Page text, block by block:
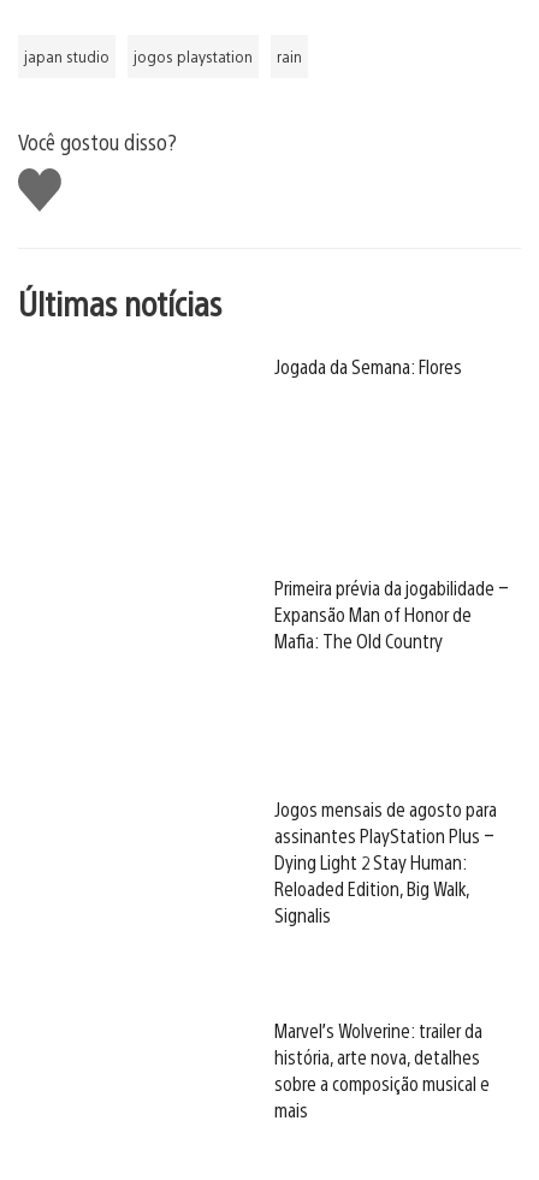
japan studio jogos playstation rain
Você gostou disso?
Curtir
Últimas notícias
Jogada da Semana: Flores
Primeira prévia da jogabilidade –
Expansão Man of Honor de
Mafia: The Old Country
Jogos mensais de agosto para
assinantes PlayStation Plus –
Dying Light 2 Stay Human:
Reloaded Edition, Big Walk,
Signalis
Marvel’s Wolverine: trailer da
história, arte nova, detalhes
sobre a composição musical e
mais